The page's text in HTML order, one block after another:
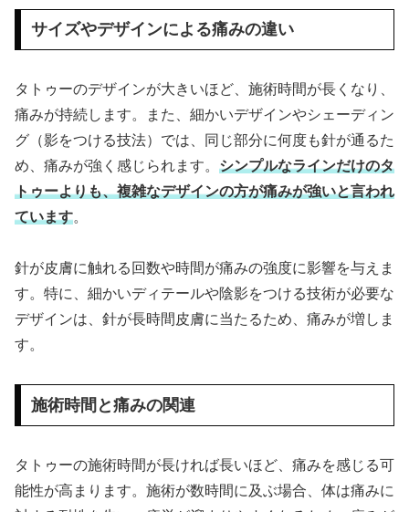
サイズやデザインによる痛みの違い
タトゥーのデザインが大きいほど、施術時間が長くなり、
痛みが持続します。また、細かいデザインやシェーディン
グ（影をつける技法）では、同じ部分に何度も針が通るた
め、痛みが強く感じられます。 シンプルなラインだけのタ
トゥーよりも、複雑なデザインの方が痛みが強いと言われ
ています。
針が皮膚に触れる回数や時間が痛みの強度に影響を与えま
す。特に、細かいディテールや陰影をつける技術が必要な
デザインは、針が長時間皮膚に当たるため、痛みが増しま
す。
施術時間と痛みの関連
タトゥーの施術時間が長ければ長いほど、痛みを感じる可
能性が高まります。施術が数時間に及ぶ場合、体は痛みに